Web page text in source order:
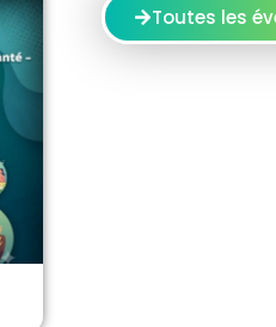
Toutes les